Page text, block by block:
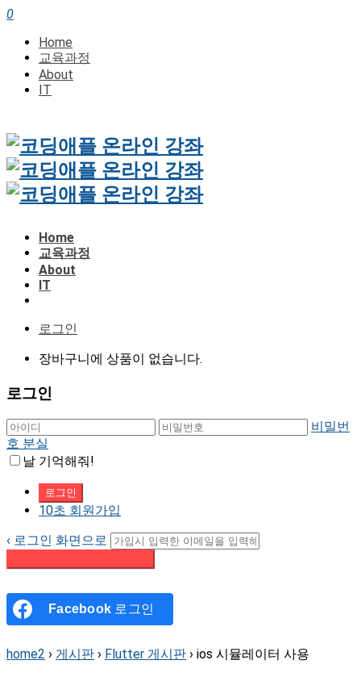
0
Home
교육과정
About
IT
Home
교육과정
About
IT
로그인
장바구니에 상품이 없습니다.
로그인
비밀번
호 분실
날 기억해줘!
10초 회원가입
‹ 로그인 화면으로
Facebook 로그인
home2 › 게시판 › Flutter 게시판 › ios 시뮬레이터 사용